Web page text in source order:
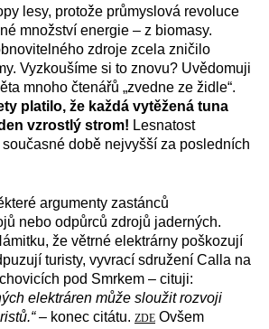
lesy, protože průmyslová revoluce
množství energie – z biomasy.
zdroje zcela zničilo
Vyzkoušíme si to znovu? Uvědomuji
mnoho čtenářů „zvedne ze židle“.
platilo, že každá vytěžená tuna
vzrostlý strom! Lesnatost
době nejvyšší za posledních
argumenty zastánců
nebo odpůrců zdrojů jaderných.
že větrné elektrárny poškozují
turisty, vyvrací sdružení Calla na
pod Smrkem – cituji:
elektráren může sloužit rozvoji
– konec citátu. ZDE Ovšem